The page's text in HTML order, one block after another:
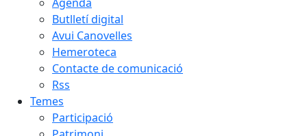
Butlletí digital
Avui Canovelles
Hemeroteca
Contacte de comunicació
Rss
Temes
Participació